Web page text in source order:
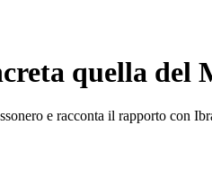
quella del
e racconta il rapporto con